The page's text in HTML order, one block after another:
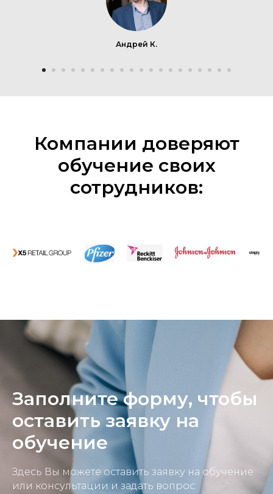
Андрей К.
Компании доверяют
обучение своих
сотрудников:
Заполните форму, чтобы
оставить заявку на
обучение
Здесь Вы можете оставить заявку на обучение
или консультации и задать вопрос: